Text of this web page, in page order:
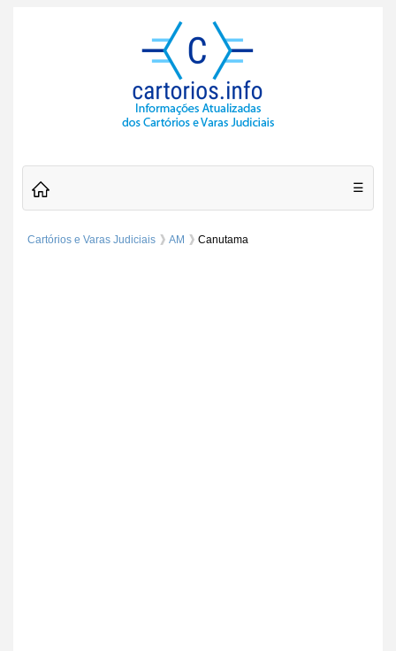
☰
Cartórios e Varas Judiciais AM Canutama